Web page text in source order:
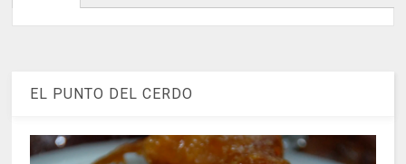
EL PUNTO DEL CERDO